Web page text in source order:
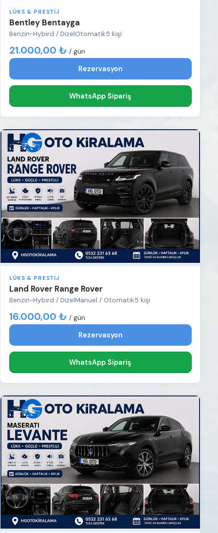
LÜKS & PRESTIJ
Bentley Bentayga
Benzin-Hybird / DizelOtomatik5 kişi
21.000,00 ₺ / gün
Rezervasyon
WhatsApp Sipariş
LÜKS & PRESTIJ
Land Rover Range Rover
Benzin-Hybird / DizelManuel / Otomatik5 kişi
16.000,00 ₺ / gün
Rezervasyon
WhatsApp Sipariş